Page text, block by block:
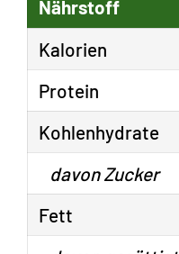
Nährstoff
Kalorien
Protein
Kohlenhydrate
davon Zucker
Fett